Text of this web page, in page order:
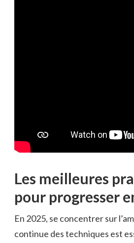
Les meilleures
pour progresser
En 2025, se concentrer sur
continue des techniques est